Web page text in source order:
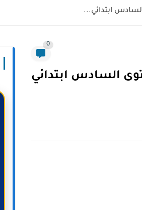
ابتدائي...
0
السادس ابتدائي